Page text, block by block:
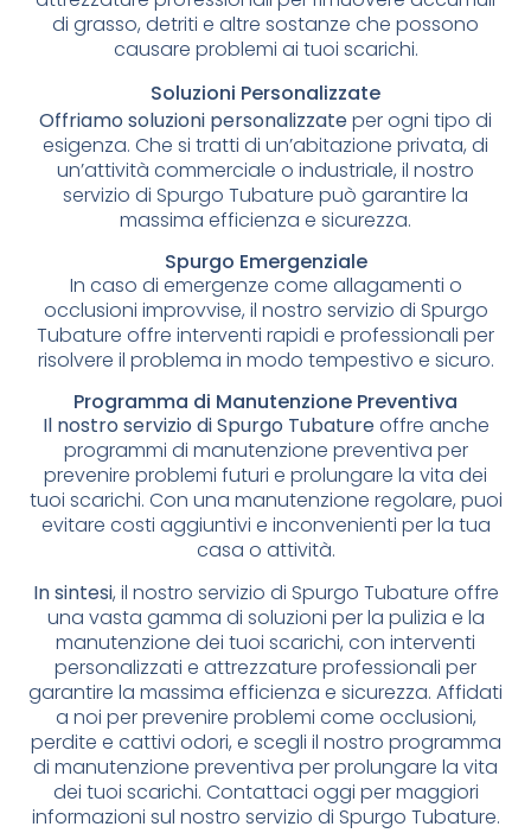
di grasso, detriti e altre sostanze che possono
causare problemi ai tuoi scarichi.
Soluzioni Personalizzate
Offriamo soluzioni personalizzateper ogni tipo di
esigenza. Che si tratti di un’abitazione privata, di
un’attività commerciale o industriale, il nostro
servizio di Spurgo Tubature può garantire la
massima efficienza e sicurezza.
Spurgo Emergenziale
In caso di emergenze come allagamenti o
occlusioni improvvise, il nostro servizio di Spurgo
Tubature offre interventi rapidi e professionali per
risolvere il problema in modo tempestivo e sicuro.
Programma di Manutenzione Preventiva
Il nostro servizio di Spurgo Tubatureoffre anche
programmi di manutenzione preventiva per
prevenire problemi futuri e prolungare la vita dei
tuoi scarichi. Con una manutenzione regolare, puoi
evitare costi aggiuntivi e inconvenienti per la tua
casa o attività.
In sintesi, il nostro servizio di Spurgo Tubature offre
una vasta gamma di soluzioni per la pulizia e la
manutenzione dei tuoi scarichi, con interventi
personalizzati e attrezzature professionali per
garantire la massima efficienza e sicurezza. Affidati
a noi per prevenire problemi come occlusioni,
perdite e cattivi odori, e scegli il nostro programma
di manutenzione preventiva per prolungare la vita
dei tuoi scarichi. Contattaci oggi per maggiori
informazioni sul nostro servizio di Spurgo Tubature.